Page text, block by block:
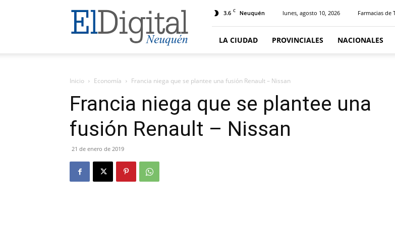
El
Digital
Neuquen
3.6 C Neuquén lunes, agosto 10, 2026 Farmacias de
LA CIUDAD PROVINCIALES NACIONALES
Inicio Economía Francia niega que se plantee una fusión Renault – Nissan
Francia niega que se plantee una
fusión Renault – Nissan
21 de enero de 2019